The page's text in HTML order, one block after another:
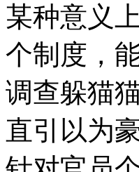
某种意义
个制度，
调查躲猫
直引以为